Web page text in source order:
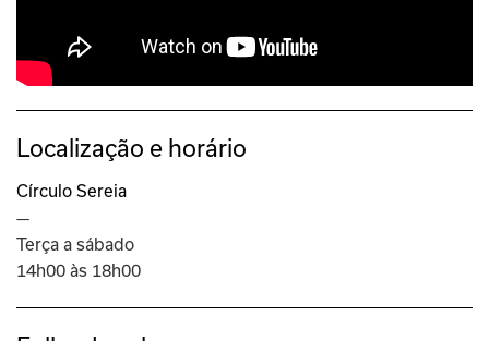
Localização e horário
Círculo Sereia
—
Terça a sábado
14h00 às 18h00